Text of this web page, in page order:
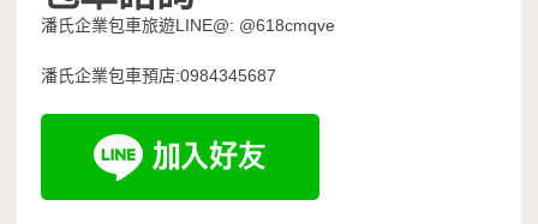
潘氏企業包車旅遊LINE@: @618cmqve
潘氏企業包車預店:0984345687